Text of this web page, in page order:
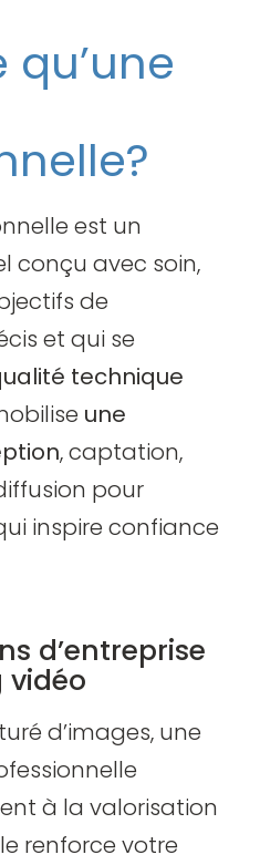
qu’une
est un
conçu avec soin,
de
et qui se
technique
une
, captation,
pour
inspire confiance
d’entreprise
d’images, une
à la valorisation
renforce votre